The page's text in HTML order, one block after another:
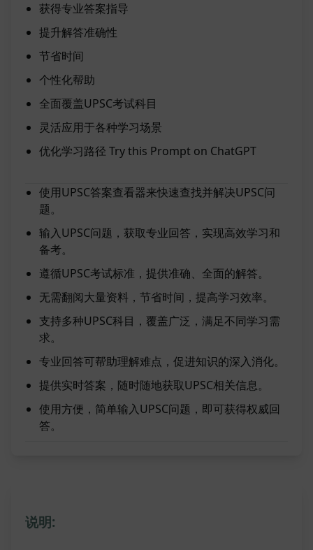
获得专业答案指导
提升解答准确性
节省时间
个性化帮助
全面覆盖UPSC考试科目
灵活应用于各种学习场景
优化学习路径 Try this Prompt on ChatGPT
使用UPSC答案查看器来快速查找并解决UPSC问
题。
输入UPSC问题，获取专业回答，实现高效学习和
备考。
遵循UPSC考试标准，提供准确、全面的解答。
无需翻阅大量资料，节省时间，提高学习效率。
支持多种UPSC科目，覆盖广泛，满足不同学习需
求。
专业回答可帮助理解难点，促进知识的深入消化。
提供实时答案，随时随地获取UPSC相关信息。
使用方便，简单输入UPSC问题，即可获得权威回
答。
说明: